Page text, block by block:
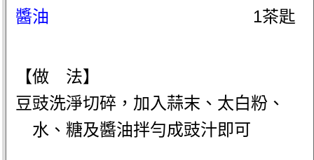
醬油
1茶匙
【做 法】
豆豉洗淨切碎，加入蒜末、太白粉、
水、糖及醬油拌勻成豉汁即可